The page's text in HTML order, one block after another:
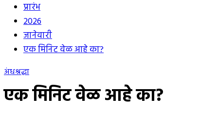
प्रारंभ
2026
जानेवारी
एक मिनिट वेळ आहे का?
अंधश्रद्धा
एक मिनिट वेळ आहे का?